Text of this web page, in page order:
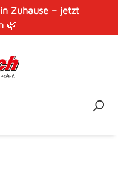
Zuhause – jetzt
🌿